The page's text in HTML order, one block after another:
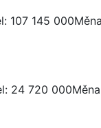
107 145
24 720